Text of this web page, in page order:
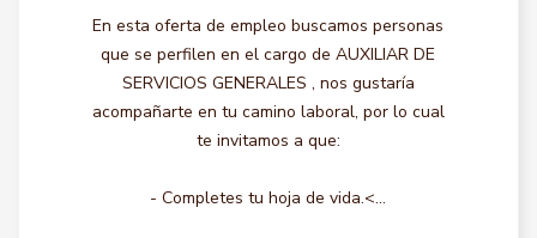
En esta oferta de empleo buscamos personas
que se perfilen en el cargo de AUXILIAR DE
SERVICIOS GENERALES , nos gustaría
acompañarte en tu camino laboral, por lo cual
te invitamos a que:
- Completes tu hoja de vida.<...